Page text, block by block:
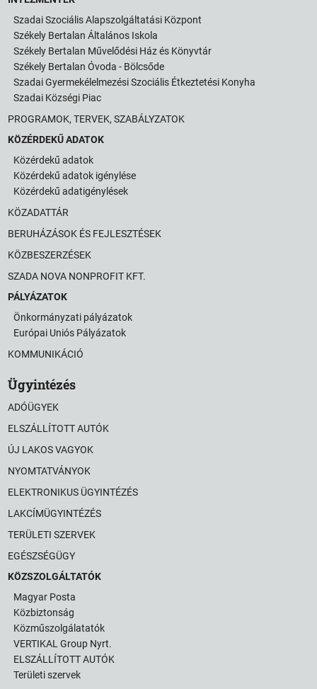
Szadai Szociális Alapszolgáltatási Központ
Székely Bertalan Általános Iskola
Székely Bertalan Művelődési Ház és Könyvtár
Székely Bertalan Óvoda - Bölcsőde
Szadai Gyermekélelmezési Szociális Étkeztetési Konyha
Szadai Községi Piac
PROGRAMOK, TERVEK, SZABÁLYZATOK
KÖZÉRDEKŰ ADATOK
Közérdekű adatok
Közérdekű adatok igénylése
Közérdekű adatigénylések
KÖZADATTÁR
BERUHÁZÁSOK ÉS FEJLESZTÉSEK
KÖZBESZERZÉSEK
SZADA NOVA NONPROFIT KFT.
PÁLYÁZATOK
Önkormányzati pályázatok
Európai Uniós Pályázatok
KOMMUNIKÁCIÓ
Ügyintézés
ADÓÜGYEK
ELSZÁLLÍTOTT AUTÓK
ÚJ LAKOS VAGYOK
NYOMTATVÁNYOK
ELEKTRONIKUS ÜGYINTÉZÉS
LAKCÍMÜGYINTÉZÉS
TERÜLETI SZERVEK
EGÉSZSÉGÜGY
KÖZSZOLGÁLTATÓK
Magyar Posta
Közbiztonság
Közműszolgálatatók
VERTIKAL Group Nyrt.
ELSZÁLLÍTOTT AUTÓK
Területi szervek